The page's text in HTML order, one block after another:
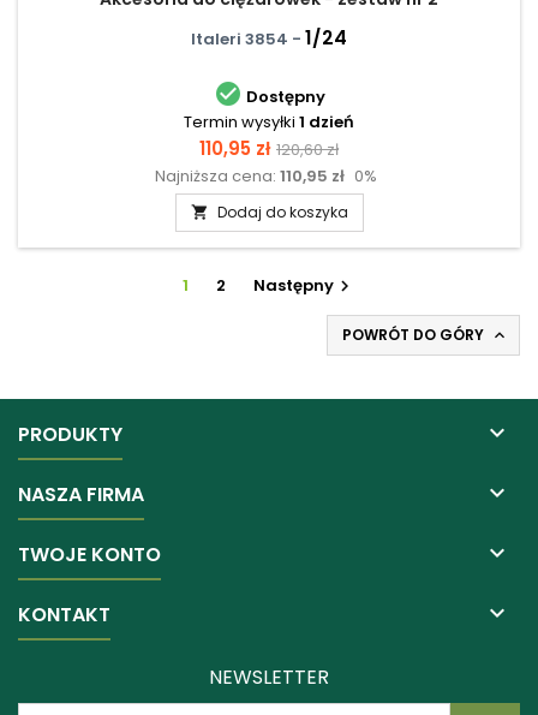
Italeri 3854 - 1/24
 Dostępny
Termin wysyłki 1 dzień
Cena
110,95 zł Cena
podstawowa
120,60 zł
Najniższa cena: 110,95 zł 0%
 Dodaj do koszyka
1 2 Następny 
POWRÓT DO GÓRY 
PRODUKTY 
NASZA FIRMA 
TWOJE KONTO 
KONTAKT 
NEWSLETTER